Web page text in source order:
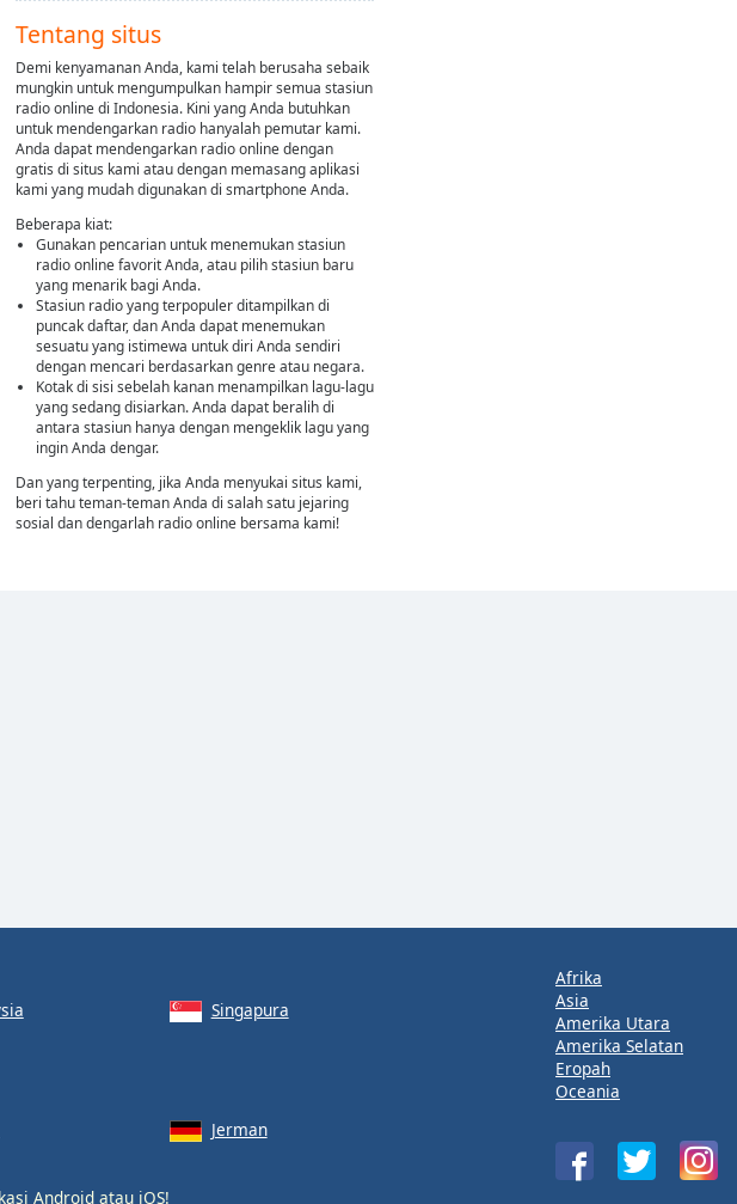
Tentang situs
Demi kenyamanan Anda, kami telah berusaha sebaik
mungkin untuk mengumpulkan hampir semua stasiun
radio online di Indonesia. Kini yang Anda butuhkan
untuk mendengarkan radio hanyalah pemutar kami.
Anda dapat mendengarkan radio online dengan
gratis di situs kami atau dengan memasang aplikasi
kami yang mudah digunakan di smartphone Anda.
Beberapa kiat:
Gunakan pencarian untuk menemukan stasiun
radio online favorit Anda, atau pilih stasiun baru
yang menarik bagi Anda.
Stasiun radio yang terpopuler ditampilkan di
puncak daftar, dan Anda dapat menemukan
sesuatu yang istimewa untuk diri Anda sendiri
dengan mencari berdasarkan genre atau negara.
Kotak di sisi sebelah kanan menampilkan lagu-lagu
yang sedang disiarkan. Anda dapat beralih di
antara stasiun hanya dengan mengeklik lagu yang
ingin Anda dengar.
Dan yang terpenting, jika Anda menyukai situs kami,
beri tahu teman-teman Anda di salah satu jejaring
sosial dan dengarlah radio online bersama kami!
Singapura
Jerman
Android atau iOS!
Afrika
Asia
Amerika Utara
Amerika Selatan
Eropah
Oceania